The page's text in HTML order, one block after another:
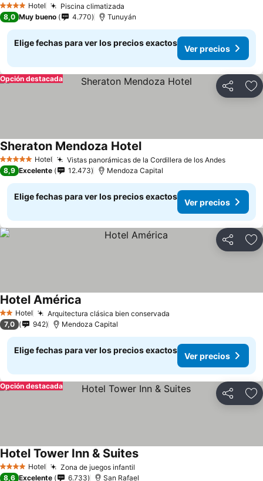
4 EstrellasHotel Piscina climatizada
8,0 Muy bueno 4.770 Tunuyán
Elige fechas para ver los precios exactos
Ver precios
Compartir
Opción destacada
5 Estrellas Hotel Vistas panorámicas de la Cordillera de los AndesVer
Sheraton Mendoza HotelVer precios
8,9 Excelente 12.473 Mendoza Capital
Elige fechas para ver los precios exactos
Ver precios
Compartir
2 Estrellas
Hotel Arquitectura clásica bien conservada
Hotel América
7,0 942 Mendoza Capital
Elige fechas para ver los precios exactos
Ver precios
Compartir
Opción destacada
4 EstrellasHotel Zona de juegos infantil
Hotel Tower Inn & SuitesVer precios
8,6 Excelente 6.733 San Rafael